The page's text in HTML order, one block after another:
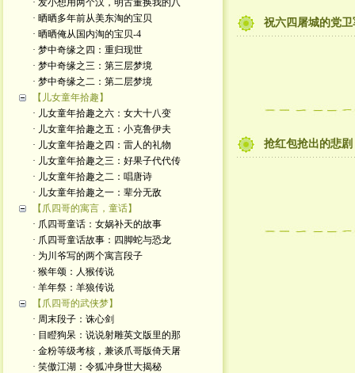
· 发小想用两个汉，明古董换我的八
· 晒晒多年前从美东淘的宝贝
· 晒晒俺从国内淘的宝贝-4
· 梦中奇缘之四：重归现世
· 梦中奇缘之三：第三层梦境
· 梦中奇缘之二：第二层梦境
【儿女童年拾趣】
· 儿女童年拾趣之六：女大十八变
· 儿女童年拾趣之五：小克鲁伊夫
· 儿女童年拾趣之四：雷人的礼物
· 儿女童年拾趣之三：好果子代代传
· 儿女童年拾趣之二：唱唐诗
· 儿女童年拾趣之一：辈分无敌
【爪四哥的寓言，童话】
· 爪四哥童话：女娲补天的故事
· 爪四哥童话故事：四脚蛇与恐龙
· 为川爷写的两个寓言段子
· 猴年颂：人猴传说
· 羊年祭：羊狼传说
【爪四哥的武侠梦】
· 周末段子：诛心剑
· 目瞪狗呆：说说射雕英文版里的那
· 金粉等级考核，兼谈爪哥版倚天屠
· 笑傲江湖：令狐冲身世大揭秘
祝六四屠城的党
抢红包抢出的悲